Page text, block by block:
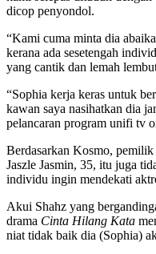
dicop penyondol.
“Kami cuma minta dia
kerana ada sesetengah
yang cantik dan lemah
“Sophia kerja keras untuk
kawan saya nasihatkan dia
pelancaran program unifi tv
Berdasarkan Kosmo, pemilik
Jaszle Jasmin, 35, itu juga
individu ingin mendekati
Akui Shahz yang
drama Cinta Hilang Kata
niat tidak baik dia (Sophia)